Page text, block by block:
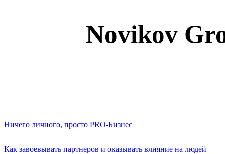
Novikov
Ничего личного, просто PRO-Бизнес
Как завоевывать партнеров и оказывать влияние на людей